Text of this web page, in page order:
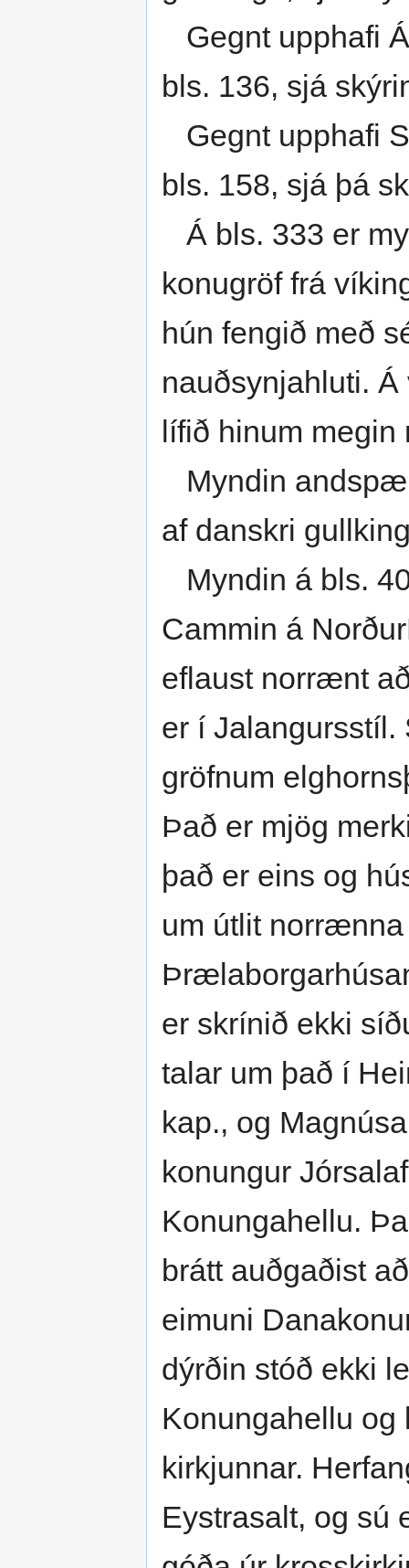
Gegnt upphafi
bls. 136, sjá
Gegnt upphafi
bls. 158, sjá þá
Á bls. 333 er
konugröf frá
hún fengið með
nauðsynjahluti.
lífið hinum
Myndin
af danskri
Myndin á bls.
Cammin á
eflaust norrænt
er í Jalangursstíl.
gröfn­um
Það er mjög
það er eins og
um útlit
er skrínið ekki
talar um það í
kap., og
konungur
Konungahellu.
brátt auðgaðist
eimuni
dýrðin stóð ekki
Konungahellu og
kirkjunnar.
Eystrasalt, og sú